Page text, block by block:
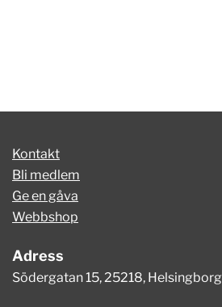
Kontakt
Bli medlem
Ge en gåva
Webbshop
Adress
Södergatan 15, 25218, Helsingborg